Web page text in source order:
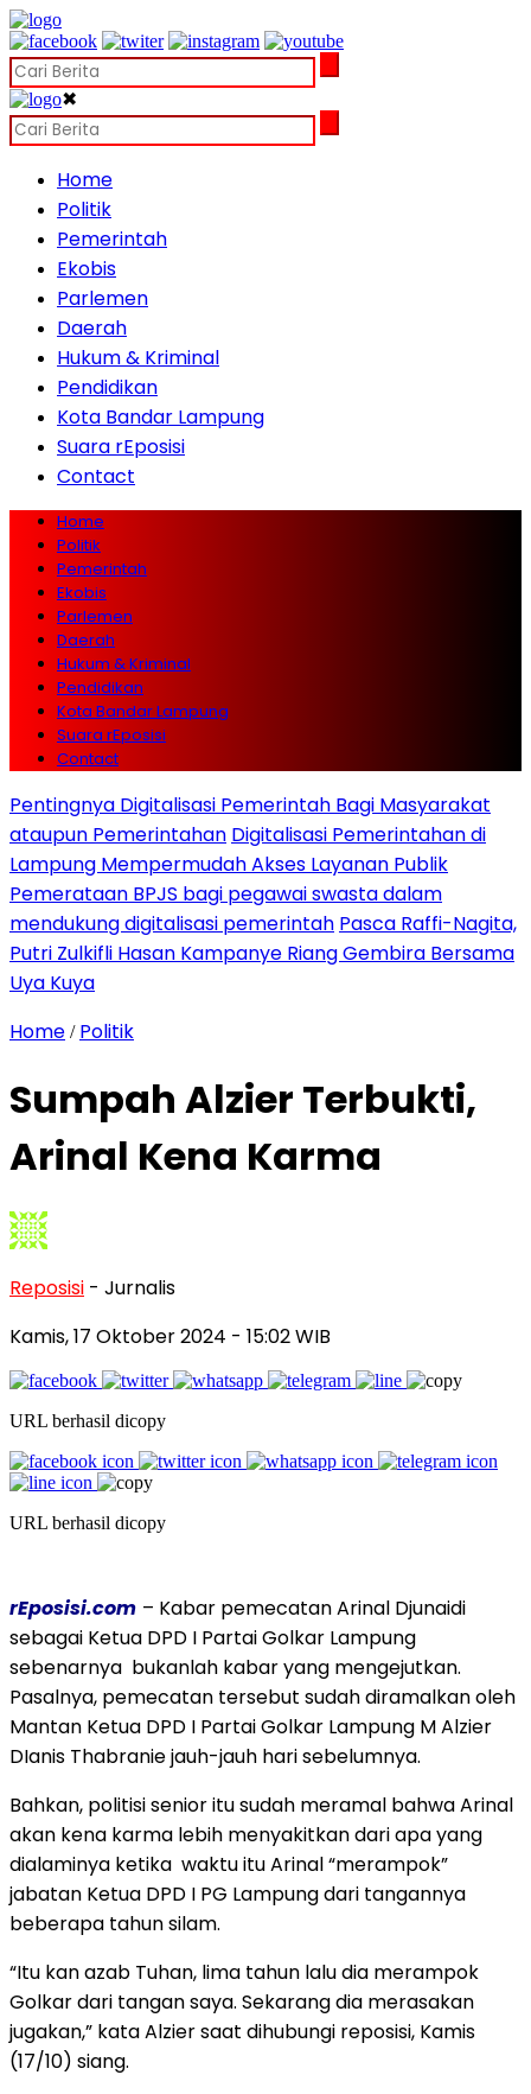
✖
Home
Politik
Pemerintah
Ekobis
Parlemen
Daerah
Hukum & Kriminal
Pendidikan
Kota Bandar Lampung
Suara rEposisi
Contact
Home
Politik
Pemerintah
Ekobis
Parlemen
Daerah
Hukum & Kriminal
Pendidikan
Kota Bandar Lampung
Suara rEposisi
Contact
Pentingnya Digitalisasi Pemerintah Bagi Masyarakat
ataupun Pemerintahan Digitalisasi Pemerintahan di
Lampung Mempermudah Akses Layanan Publik
Pemerataan BPJS bagi pegawai swasta dalam
mendukung digitalisasi pemerintah Pasca Raffi-Nagita,
Putri Zulkifli Hasan Kampanye Riang Gembira Bersama
Uya Kuya
Home / Politik
Sumpah Alzier Terbukti,
Arinal Kena Karma
Reposisi - Jurnalis
Kamis, 17 Oktober 2024 - 15:02 WIB
URL berhasil dicopy
URL berhasil dicopy
rEposisi.com – Kabar pemecatan Arinal Djunaidi
sebagai Ketua DPD I Partai Golkar Lampung
sebenarnya bukanlah kabar yang mengejutkan.
Pasalnya, pemecatan tersebut sudah diramalkan oleh
Mantan Ketua DPD I Partai Golkar Lampung M Alzier
DIanis Thabranie jauh-jauh hari sebelumnya.
Bahkan, politisi senior itu sudah meramal bahwa Arinal
akan kena karma lebih menyakitkan dari apa yang
dialaminya ketika waktu itu Arinal “merampok”
jabatan Ketua DPD I PG Lampung dari tangannya
beberapa tahun silam.
“Itu kan azab Tuhan, lima tahun lalu dia merampok
Golkar dari tangan saya. Sekarang dia merasakan
jugakan,” kata Alzier saat dihubungi reposisi, Kamis
(17/10) siang.